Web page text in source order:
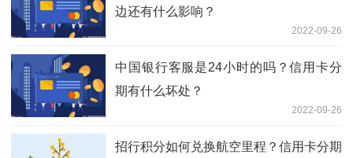
边还有什么影响？
2022-09-26
中国银行客服是24小时的吗？信用卡分
期有什么坏处？
2022-09-26
招行积分如何兑换航空里程？信用卡分期